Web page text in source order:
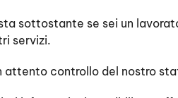
sottostante se sei un
servizi.
attento controllo del nostro